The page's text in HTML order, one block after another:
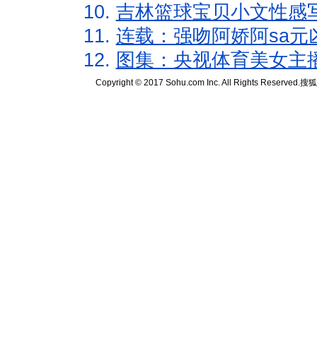
10. 吉林篮球宝贝小文性感
11. 连载：强吻阿娇阿sa元
12. 图集：央视体育美女主
Copyright © 2017 Sohu.com Inc. All Rights Reserved.搜